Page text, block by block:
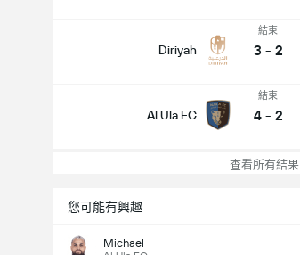
Diriyah
結束
3 - 2
Al Ula FC
結束
4 - 2
查看所有結果
您可能有興趣
Michael